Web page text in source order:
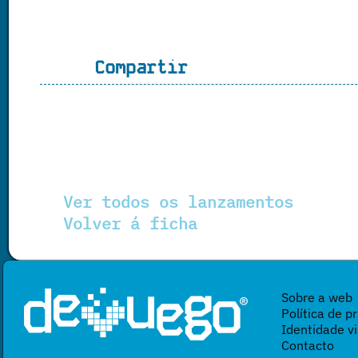
Compartir
Ver todos os lanzamentos
Volver á ficha
Sobre a web
Política de
Identidade
Contacto